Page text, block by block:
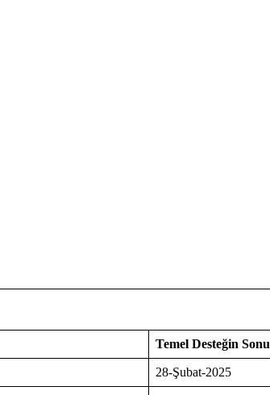
Temel Desteğin Sonu
28-Şubat-2025